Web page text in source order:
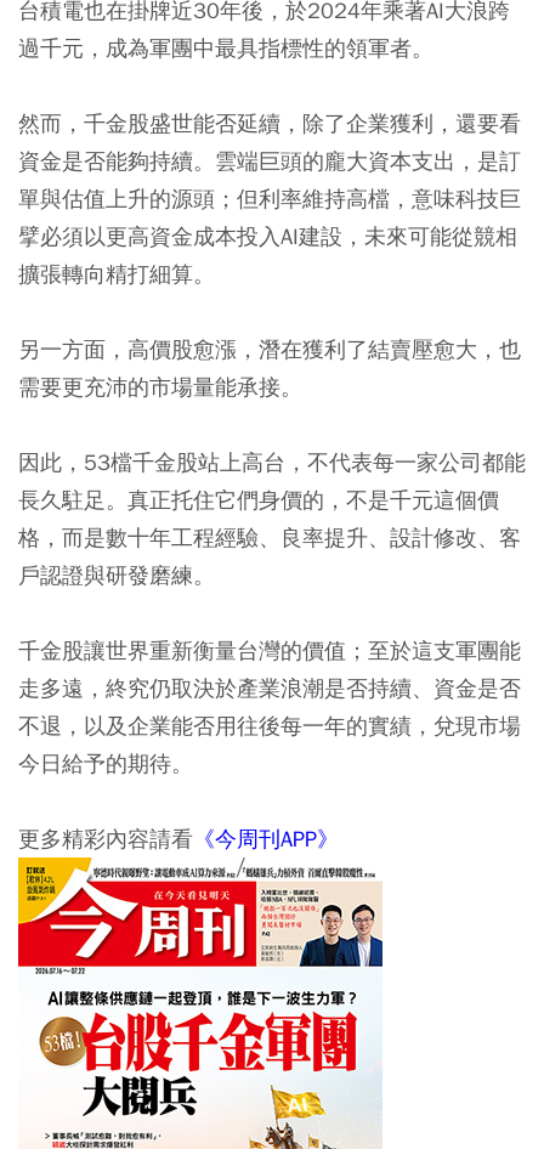
台積電也在掛牌近30年後，於2024年乘著AI大浪跨
過千元，成為軍團中最具指標性的領軍者。
然而，千金股盛世能否延續，除了企業獲利，還要看
資金是否能夠持續。雲端巨頭的龐大資本支出，是訂
單與估值上升的源頭；但利率維持高檔，意味科技巨
擘必須以更高資金成本投入AI建設，未來可能從競相
擴張轉向精打細算。
另一方面，高價股愈漲，潛在獲利了結賣壓愈大，也
需要更充沛的市場量能承接。
因此，53檔千金股站上高台，不代表每一家公司都能
長久駐足。真正托住它們身價的，不是千元這個價
格，而是數十年工程經驗、良率提升、設計修改、客
戶認證與研發磨練。
千金股讓世界重新衡量台灣的價值；至於這支軍團能
走多遠，終究仍取決於產業浪潮是否持續、資金是否
不退，以及企業能否用往後每一年的實績，兌現市場
今日給予的期待。
更多精彩內容請看 《今周刊APP》